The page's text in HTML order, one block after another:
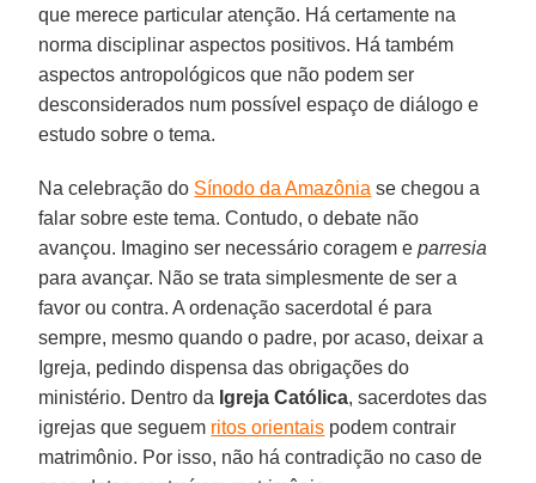
que merece particular atenção. Há certamente na
norma disciplinar aspectos positivos. Há também
aspectos antropológicos que não podem ser
desconsiderados num possível espaço de diálogo e
estudo sobre o tema.
Na celebração do Sínodo da Amazônia se chegou a
falar sobre este tema. Contudo, o debate não
avançou. Imagino ser necessário coragem eparresia
para avançar. Não se trata simplesmente de ser a
favor ou contra. A ordenação sacerdotal é para
sempre, mesmo quando o padre, por acaso, deixar a
Igreja, pedindo dispensa das obrigações do
ministério. Dentro da Igreja Católica, sacerdotes das
igrejas que seguem ritos orientais podem contrair
matrimônio. Por isso, não há contradição no caso de